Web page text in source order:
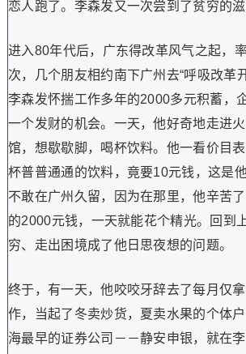
恋人跑了。李森发又一次尝到了贫穷的滋
进入80年代后，广东得改革风气之起，
次，几个朋友相约南下广州去“呼吸改革
李森发怀揣工作多年的2000多元积蓄，
一个发财的机会。一天，他好奇地走进
馆，想歇歇脚，喝杯饮料。他一看价目
杯普普通通的饮料，竟要10元钱，这是
不敢在广州久留，因为在那里，他辛苦
的2000元钱，一天就能花个精光。回到
穷、走出困境成了他日思夜想的问题。
终于，有一天，他咬咬牙辞去了每月仅
作，当起了冬卖炒货，夏卖水果的个体
海最早的证券公司－－静安申银，就在